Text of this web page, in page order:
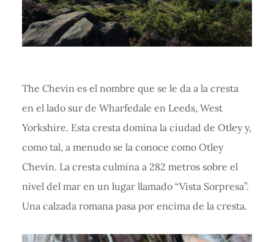
The Chevin es el nombre que se le da a la cresta
en el lado sur de Wharfedale en Leeds, West
Yorkshire. Esta cresta domina la ciudad de Otley y,
como tal, a menudo se la conoce como Otley
Chevin. La cresta culmina a 282 metros sobre el
nivel del mar en un lugar llamado “Vista Sorpresa”.
Una calzada romana pasa por encima de la cresta.